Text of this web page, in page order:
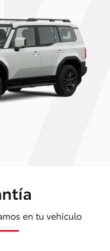
en tu vehículo